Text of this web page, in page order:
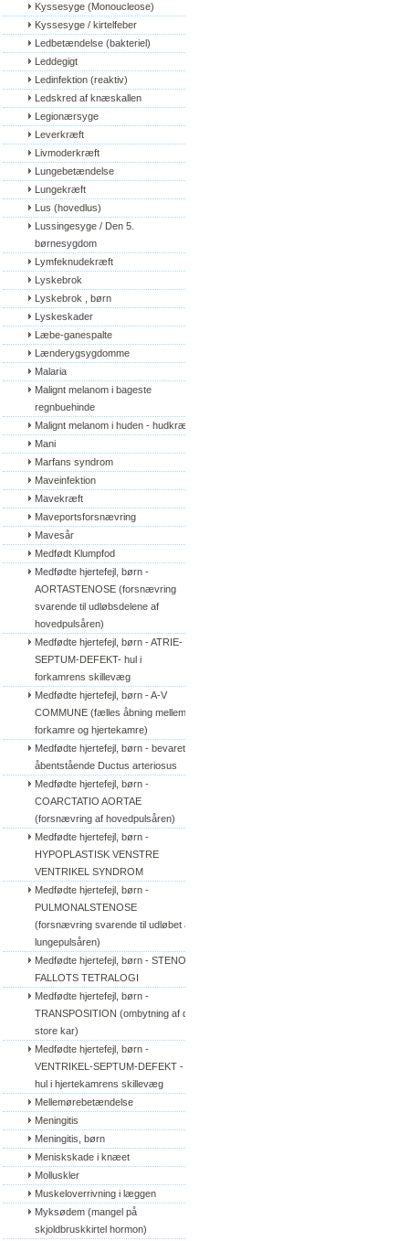
Kyssesyge (Monoucleose)
Kyssesyge / kirtelfeber
Ledbetændelse (bakteriel)
Leddegigt
Ledinfektion (reaktiv)
Ledskred af knæskallen
Legionærsyge
Leverkræft
Livmoderkræft
Lungebetændelse
Lungekræft
Lus (hovedlus)
Lussingesyge / Den 5.
børnesygdom
Lymfeknudekræft
Lyskebrok
Lyskebrok , børn
Lyskeskader
Læbe-ganespalte
Lænderygsygdomme
Malaria
Malignt melanom i bageste
regnbuehinde
Malignt melanom i huden - hudkræft
Mani
Marfans syndrom
Maveinfektion
Mavekræft
Maveportsforsnævring
Mavesår
Medfødt Klumpfod
Medfødte hjertefejl, børn -
AORTASTENOSE (forsnævring
svarende til udløbsdelene af
hovedpulsåren)
Medfødte hjertefejl, børn - ATRIE-
SEPTUM-DEFEKT- hul i
forkamrens skillevæg
Medfødte hjertefejl, børn - A-V
COMMUNE (fælles åbning mellem
forkamre og hjertekamre)
Medfødte hjertefejl, børn - bevaret/
åbentstående Ductus arteriosus
Medfødte hjertefejl, børn -
COARCTATIO AORTAE
(forsnævring af hovedpulsåren)
Medfødte hjertefejl, børn -
HYPOPLASTISK VENSTRE
VENTRIKEL SYNDROM
Medfødte hjertefejl, børn -
PULMONALSTENOSE
(forsnævring svarende til udløbet af
lungepulsåren)
Medfødte hjertefejl, børn - STENO
FALLOTS TETRALOGI
Medfødte hjertefejl, børn -
TRANSPOSITION (ombytning af de
store kar)
Medfødte hjertefejl, børn -
VENTRIKEL-SEPTUM-DEFEKT -
hul i hjertekamrens skillevæg
Mellemørebetændelse
Meningitis
Meningitis, børn
Meniskskade i knæet
Molluskler
Muskeloverrivning i læggen
Myksødem (mangel på
skjoldbruskkirtel hormon)